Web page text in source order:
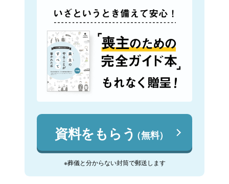
資料をもらう（無料）
※葬儀と分からない封筒で郵送します